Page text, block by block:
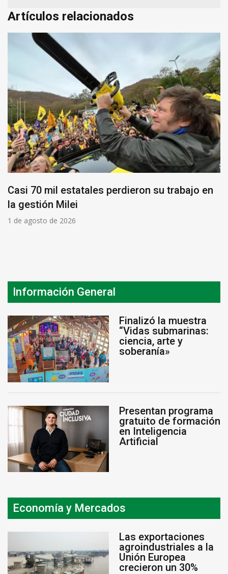
Artículos relacionados
Casi 70 mil estatales perdieron su trabajo en
la gestión Milei
1 de agosto de 2026
Información General
Finalizó la muestra
“Vidas submarinas:
ciencia, arte y
soberanía»
Presentan programa
gratuito de formación
en Inteligencia
Artificial
Economía y Mercados
Las exportaciones
agroindustriales a la
Unión Europea
crecieron un 30%